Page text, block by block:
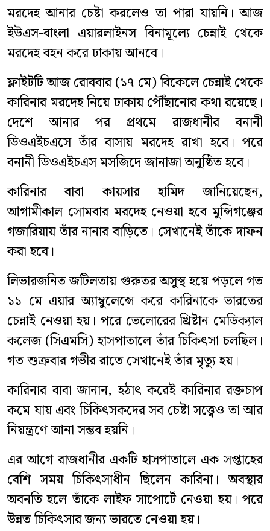
মরদেহ আনার চেষ্টা করলেও তা পারা যায়নি। আজ
ইউএস-বাংলা এয়ারলাইনস বিনামূল্যে চেন্নাই থেকে
মরদেহ বহন করে ঢাকায় আনবে।
ফ্লাইটটি আজ রোববার (১৭ মে) বিকেলে চেন্নাই থেকে
কারিনার মরদেহ নিয়ে ঢাকায় পৌঁছানোর কথা রয়েছে।
দেশে আনার পর প্রথমে রাজধানীর বনানী
ডিওএইচএসে তাঁর বাসায় মরদেহ রাখা হবে। পরে
বনানী ডিওএইচএস মসজিদে জানাজা অনুষ্ঠিত হবে।
কারিনার বাবা কায়সার হামিদ জানিয়েছেন,
আগামীকাল সোমবার মরদেহ নেওয়া হবে মুন্সিগঞ্জের
গজারিয়ায় তাঁর নানার বাড়িতে। সেখানেই তাঁকে দাফন
করা হবে।
লিভারজনিত জটিলতায় গুরুতর অসুস্থ হয়ে পড়লে গত
১১ মে এয়ার অ্যাম্বুলেন্সে করে কারিনাকে ভারতের
চেন্নাই নেওয়া হয়। পরে ভেলোরের খ্রিষ্টান মেডিক্যাল
কলেজ (সিএমসি) হাসপাতালে তাঁর চিকিৎসা চলছিল।
গত শুক্রবার গভীর রাতে সেখানেই তাঁর মৃত্যু হয়।
কারিনার বাবা জানান, হঠাৎ করেই কারিনার রক্তচাপ
কমে যায় এবং চিকিৎসকদের সব চেষ্টা সত্ত্বেও তা আর
নিয়ন্ত্রণে আনা সম্ভব হয়নি।
এর আগে রাজধানীর একটি হাসপাতালে এক সপ্তাহের
বেশি সময় চিকিৎসাধীন ছিলেন কারিনা। অবস্থার
অবনতি হলে তাঁকে লাইফ সাপোর্টে নেওয়া হয়। পরে
উন্নত চিকিৎসার জন্য ভারতে নেওয়া হয়।